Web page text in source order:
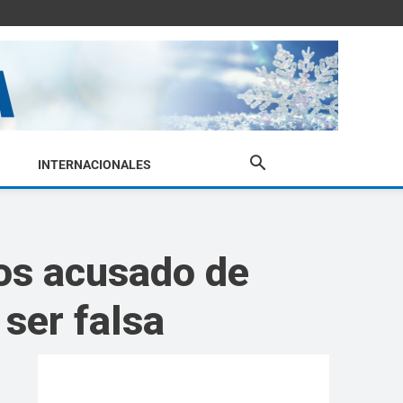
INTERNACIONALES
acusado de
falsa